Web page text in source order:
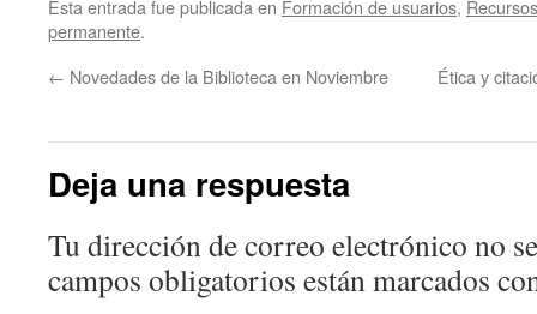
Esta entrada fue publicada en Formación de usuarios,
permanente.
← Novedades de la Biblioteca en Noviembre Ética y
Deja una respuesta
Tu dirección de correo electrónico no
campos obligatorios están marcados